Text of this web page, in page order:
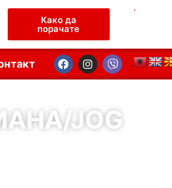
Како да
порачате
.
JOG